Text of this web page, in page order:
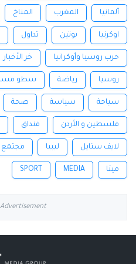
ألمانيا المغرب المناخ
اوكرنيا بوتين تداول
حرب روسيا وأوكرانيا خر الأخبار
روسيا رياضة سطو
سياحة سياسة صحة
فلسطين و الأردن فنداق
لايف ستايل ليبيا مجتمع
ميتا MEDIA
SPORT
Advertisement